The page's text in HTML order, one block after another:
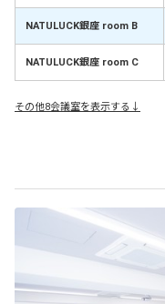
NATULUCK銀座 room B
NATULUCK銀座 room C
その他8会議室を表示する↓